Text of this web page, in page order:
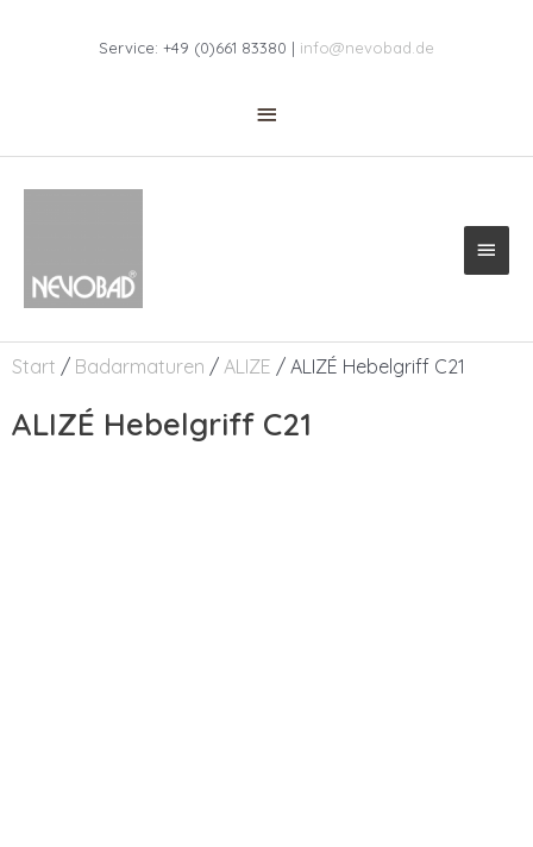
Service: +49 (0)661 83380 | info@nevobad.de
Header
Start / Badarmaturen / ALIZE / ALIZÉ Hebelgriff C21
ALIZÉ Hebelgriff C21